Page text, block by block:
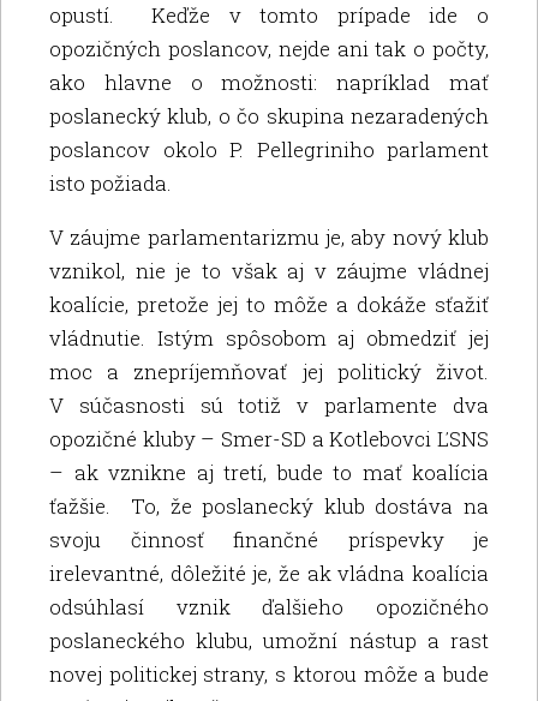
opustí. Keďže v tomto prípade ide o
opozičných poslancov, nejde ani tak o počty,
ako hlavne o možnosti: napríklad mať
poslanecký klub, o čo skupina nezaradených
poslancov okolo P. Pellegriniho parlament
isto požiada.
V záujme parlamentarizmu je, aby nový klub
vznikol, nie je to však aj v záujme vládnej
koalície, pretože jej to môže a dokáže sťažiť
vládnutie. Istým spôsobom aj obmedziť jej
moc a znepríjemňovať jej politický život.
V súčasnosti sú totiž v parlamente dva
opozičné kluby – Smer-SD a Kotlebovci ĽSNS
– ak vznikne aj tretí, bude to mať koalícia
ťažšie. To, že poslanecký klub dostáva na
svoju činnosť finančné príspevky je
irelevantné, dôležité je, že ak vládna koalícia
odsúhlasí vznik ďalšieho opozičného
poslaneckého klubu, umožní nástup a rast
novej politickej strany, s ktorou môže a bude